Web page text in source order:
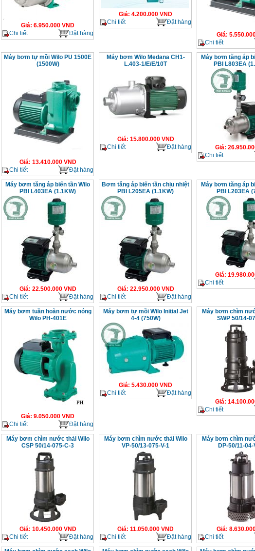
Giá: 6.950.000 VND
Chi tiết
Đặt hàng
Giá: 4.200.000 VND
Chi tiết
Đặt hàng
Giá:
Chi tiết
Máy bơm tự mồi Wilo PU 1500E
(1500W)
Giá: 13.410.000VND
Chi tiết
Đặt hàng
Máy bơm Wilo Medana CH1-
L.403-1/E/E/10T
Giá: 15.800.000VND
Chi tiết
Đặt hàng
Máy bơm tăng áp
PBI L803EA
Giá:
Chi tiết
Máy bơm tăng áp biến tần Wilo
PBI L403EA (1.1KW)
Giá: 22.500.000VND
Chi tiết
Đặt hàng
Bơm tăng áp biến tần chịu nhiệt
PBI L205EA (1.1KW)
Giá: 22.950.000VND
Chi tiết
Đặt hàng
Máy bơm tăng áp
PBI L203EA
Giá:
Chi tiết
Máy bơm tuần hoàn nước nóng
Wilo PH-401E
Giá: 9.050.000 VND
Chi tiết
Đặt hàng
Máy bơm tự mồi Wilo Initial Jet
4-4 (750W)
Giá: 5.430.000 VND
Chi tiết
Đặt hàng
Máy bơm chìm
SWP 50/14-
Giá:
Chi tiết
Máy bơm chìm nước thải Wilo
CSP 50/14-075-C-3
Giá: 10.450.000VND
Chi tiết
Đặt hàng
Máy bơm chìm nước thải Wilo
VP-50/13-075-V-1
Giá: 11.050.000 VND
Chi tiết
Đặt hàng
Máy bơm chìm
DP-50/11-
Giá:
Chi tiết